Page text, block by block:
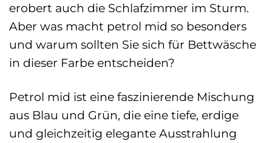
erobert auch die Schlafzimmer im Sturm.
Aber was macht petrol mid so besonders
und warum sollten Sie sich für Bettwäsche
in dieser Farbe entscheiden?
Petrol mid ist eine faszinierende Mischung
aus Blau und Grün, die eine tiefe, erdige
und gleichzeitig elegante Ausstrahlung